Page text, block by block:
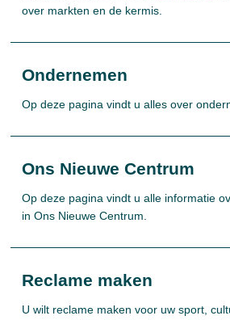
over markten en de kermis.
Ondernemen
Op deze pagina vindt u alles over
Ons Nieuwe Centrum
Op deze pagina vindt u alle informatie
in Ons Nieuwe Centrum.
Reclame maken
U wilt reclame maken voor uw sport,